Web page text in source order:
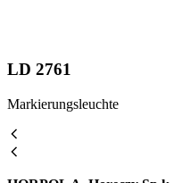
LD 2761
Markierungsleuchte